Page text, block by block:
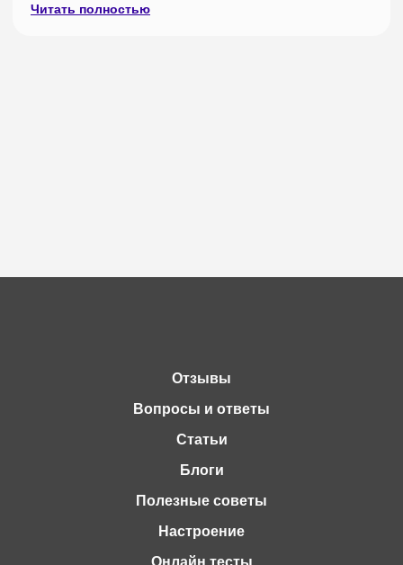
Читать полностью
Отзывы
Вопросы и ответы
Статьи
Блоги
Полезные советы
Настроение
Онлайн тесты